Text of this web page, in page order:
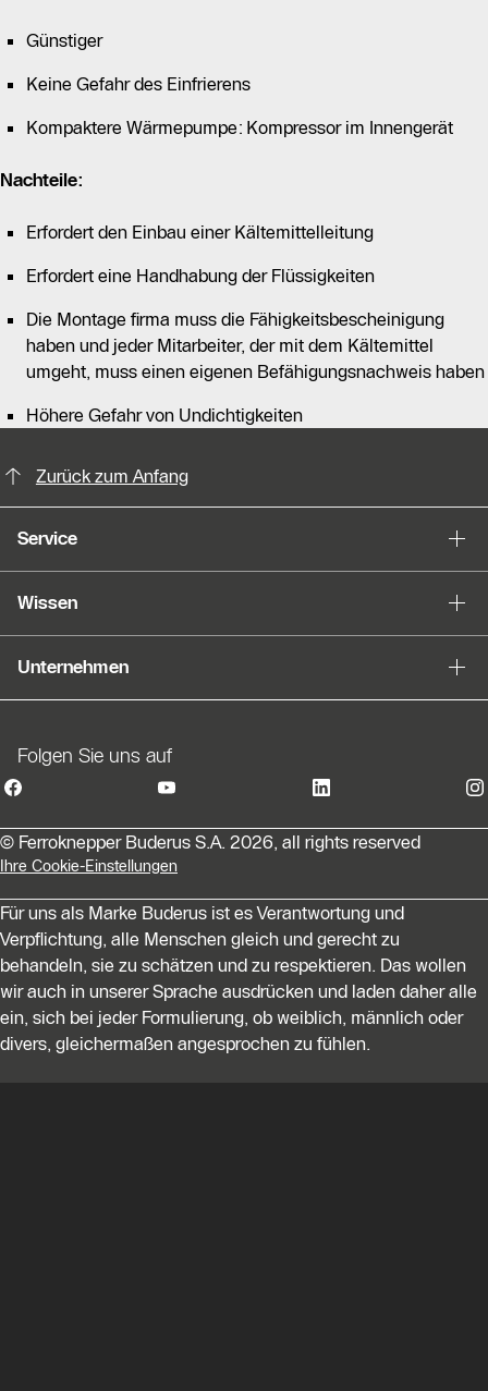
Günstiger
Keine Gefahr des Einfrierens
Kompaktere Wärmepumpe: Kompressor im Innengerät
Nachteile:
Erfordert den Einbau einer Kältemittelleitung
Erfordert eine Handhabung der Flüssigkeiten
Die Montage firma muss die Fähigkeitsbescheinigung
haben und jeder Mitarbeiter, der mit dem Kältemittel
umgeht, muss einen eigenen Befähigungsnachweis haben
Höhere Gefahr von Undichtigkeiten
Zurück zum Anfang
Service
Wissen
Unternehmen
Folgen Sie uns auf
© Ferroknepper Buderus S.A. 2026, all rights reserved
Ihre Cookie-Einstellungen
Für uns als Marke Buderus ist es Verantwortung und
Verpflichtung, alle Menschen gleich und gerecht zu
behandeln, sie zu schätzen und zu respektieren. Das wollen
wir auch in unserer Sprache ausdrücken und laden daher alle
ein, sich bei jeder Formulierung, ob weiblich, männlich oder
divers, gleichermaßen angesprochen zu fühlen.